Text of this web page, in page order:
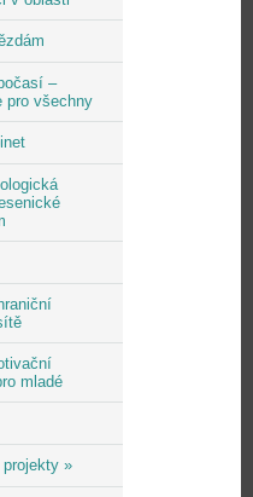
–
pro všechny
mladé
projekty »